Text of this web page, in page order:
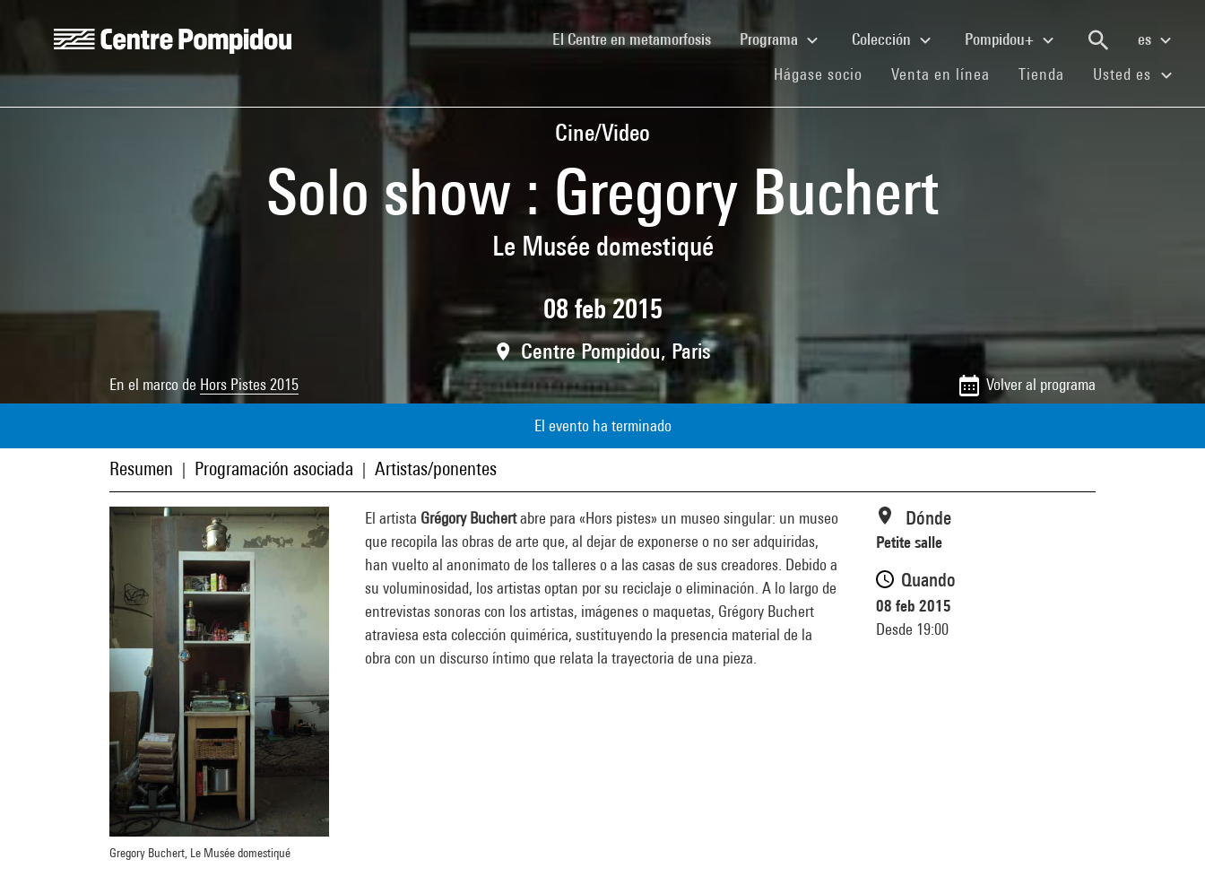
El Centre en metamorfosis(current)Programa Colección Pompidou+
es
Hágase socio (current)
Venta en línea (current)
Tienda (current)
Usted es
Cine/Video
Solo show : Gregory Buchert
Le Musée domestiqué
08 feb 2015
Centre Pompidou, Paris
En el marco de Hors Pistes 2015 Volver al programa
El evento ha terminado
Resumen Programación asociada Artistas/ponentes
Gregory Buchert, Le Musée domestiqué
El artista Grégory Buchertabre para «Hors pistes» un museo singular: un museo
que recopila las obras de arte que, al dejar de exponerse o no ser adquiridas,
han vuelto al anonimato de los talleres o a las casas de sus creadores. Debido a
su voluminosidad, los artistas optan por su reciclaje o eliminación. A lo largo de
entrevistas sonoras con los artistas, imágenes o maquetas, Grégory Buchert
atraviesa esta colección quimérica, sustituyendo la presencia material de la
obra con un discurso íntimo que relata la trayectoria de una pieza.
Dónde
Petite salle
Quando
08 feb 2015
Desde 19:00